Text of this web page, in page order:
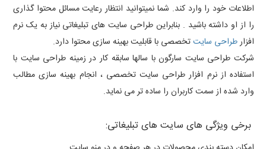
اطلاعات خود را وارد کند. شما نمیتوانید انتظار رعایت مسائل محتوا گذاری
را از او داشته باشید . بنابراین طراحی سایت های تبلیغاتی نیاز به یک نرم
افزارطراحی سایتتخصصی با قابلیت بهینه سازی محتوا دارد.
شرکت طراحی سایت سارگون با سالها سابقه کار در زمینه طراحی سایت با
استفاده از نرم افزار طراحی سایت تخصصی ، انجام بهینه سازی مطالب
وارد شده از سمت کاربران را ساده تر می نماید.
برخی ویژگی های سایت های تبلیغاتی: